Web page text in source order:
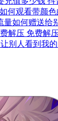
何观看带颜
量如何赠送给
解压 免费解
别人看到我